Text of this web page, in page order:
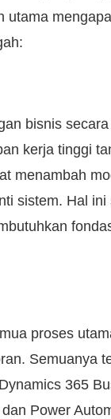
utama
bisnis
kerja tinggi
menambah
sistem. Hal
proses
Semuanya
365
Power